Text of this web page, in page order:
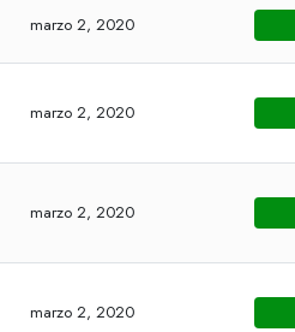
marzo 2, 2020
marzo 2, 2020
marzo 2, 2020
marzo 2, 2020